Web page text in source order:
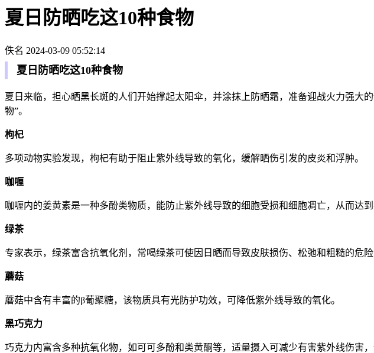
夏日防晒吃这10种食物
佚名 2024-03-09 05:52:14
夏日防晒吃这10种食物
夏日来临，担心晒黑长斑的人们开始撑起太阳伞，并涂抹上防晒霜，准备迎战火力强
物”。
枸杞
多项动物实验发现，枸杞有助于阻止紫外线导致的氧化，缓解晒伤引发的皮炎和浮肿。
咖喱
咖喱内的姜黄素是一种多酚类物质，能防止紫外线导致的细胞受损和细胞凋亡，从而达到
绿茶
专家表示，绿茶富含抗氧化剂，常喝绿茶可使因日晒而导致皮肤损伤、松弛和粗糙的危险
蘑菇
蘑菇中含有丰富的β葡聚糖，该物质具有光防护功效，可降低紫外线导致的氧化。
黑巧克力
巧克力内富含多种抗氧化物，如可可多酚和类黄酮等，适量摄入可减少有害紫外线伤害，